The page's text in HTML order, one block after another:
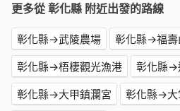
更多從 彰化縣 附近出發的路線
彰化縣→武陵農場
彰化縣→福壽
彰化縣→梧棲觀光漁港
彰化縣→
彰化縣→大甲鎮瀾宮
彰化縣→大